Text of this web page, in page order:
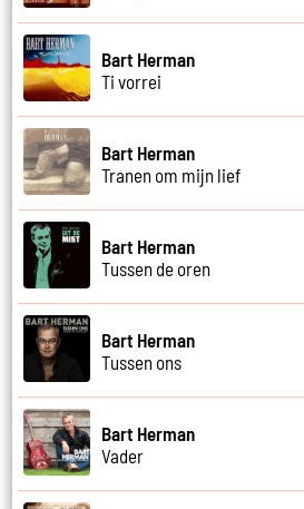
Bart Herman
Ti vorrei
Bart Herman
Tranen om mijn lief
Bart Herman
Tussen de oren
Bart Herman
Tussen ons
Bart Herman
Vader